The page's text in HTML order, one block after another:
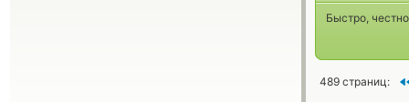
Быстро,
489 страниц: